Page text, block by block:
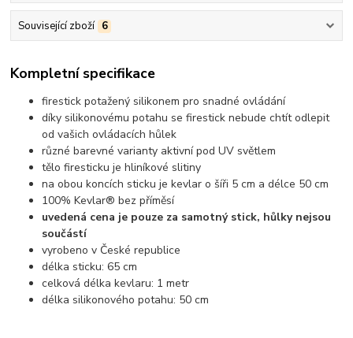
Související zboží 6
Kompletní specifikace
firestick potažený silikonem pro snadné ovládání
díky silikonovému potahu se firestick nebude chtít odlepit
od vašich ovládacích hůlek
různé barevné varianty aktivní pod UV světlem
tělo firesticku je hliníkové slitiny
na obou koncích sticku je kevlar o šíři 5 cm a délce 50 cm
100% Kevlar® bez příměsí
uvedená cena je pouze za samotný stick, hůlky nejsou
součástí
vyrobeno v České republice
délka sticku: 65 cm
celková délka kevlaru: 1 metr
délka silikonového potahu: 50 cm